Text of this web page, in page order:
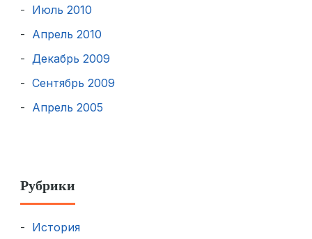
Июль 2010
Апрель 2010
Декабрь 2009
Сентябрь 2009
Апрель 2005
Рубрики
История